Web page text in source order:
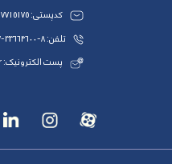
کدپستی: 6617715175
تلفن: 8-33664600-087
پست الکترونیک: info@uok.ac.ir